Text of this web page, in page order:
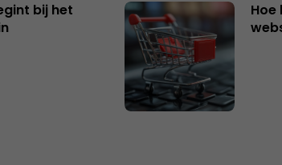
bij het
Hoe